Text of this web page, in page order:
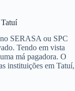
SERASA ou SPC
Tendo em vista
má pagadora. O
instituições em Tatuí,